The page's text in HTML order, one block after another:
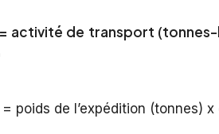
activité de transport
= poids de l’expédition (tonnes)